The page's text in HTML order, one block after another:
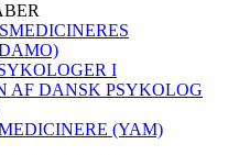
I
AF DANSK PSYKOLOG
(YAM)